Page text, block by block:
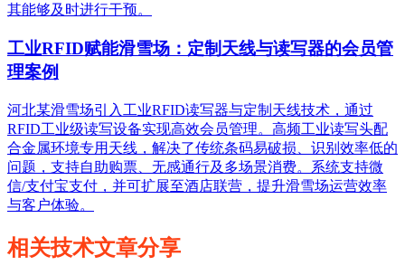
其能够及时进行干预。
工业RFID赋能滑雪场：定制天线与读写器的会员管
理案例
河北某滑雪场引入工业RFID读写器与定制天线技术，通过
RFID工业级读写设备实现高效会员管理。高频工业读写头配
合金属环境专用天线，解决了传统条码易破损、识别效率低的
问题，支持自助购票、无感通行及多场景消费。系统支持微
信/支付宝支付，并可扩展至酒店联营，提升滑雪场运营效率
与客户体验。
相关技术文章分享